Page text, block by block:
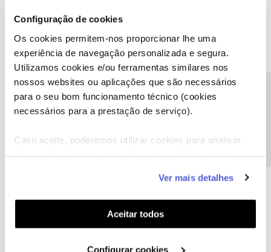
Configuração de cookies
Os cookies permitem-nos proporcionar lhe uma
experiência de navegação personalizada e segura.
Utilizamos cookies e/ou ferramentas similares nos
nossos websites ou aplicações que são necessários
para o seu bom funcionamento técnico (cookies
necessários para a prestação de serviço).
Caso aceite, poderemos utilizar cookies para analisar
funcionalidades (cookies de personalização e
funcionalidade) e adaptar anúncios aos seus interesses
(cookies de publicidade personalizada). Pode gerir a
utilização dos cookies clicando em "Configurar
Ver mais detalhes
Aceitar todos
Configurar cookies
Descubra as novidades de junho
Hall of Fame de junho